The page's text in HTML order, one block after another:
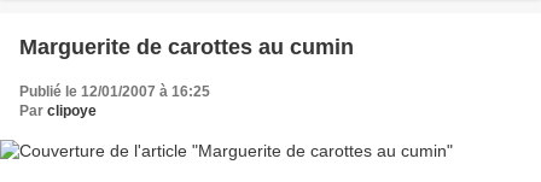
Marguerite de carottes au cumin
Publié le 12/01/2007 à 16:25
Par clipoye